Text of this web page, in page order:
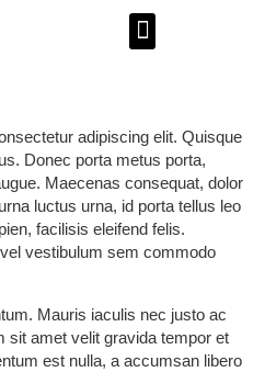
adipiscing elit. Quisque
Donec porta metus porta,
Maecenas consequat, dolor
luctus urna, id porta tellus leo
facilisis eleifend felis.
vestibulum sem commodo
Mauris iaculis nec justo ac
sit amet velit gravida tempor et
est nulla, a accumsan libero